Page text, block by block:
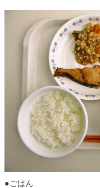
●ごはん